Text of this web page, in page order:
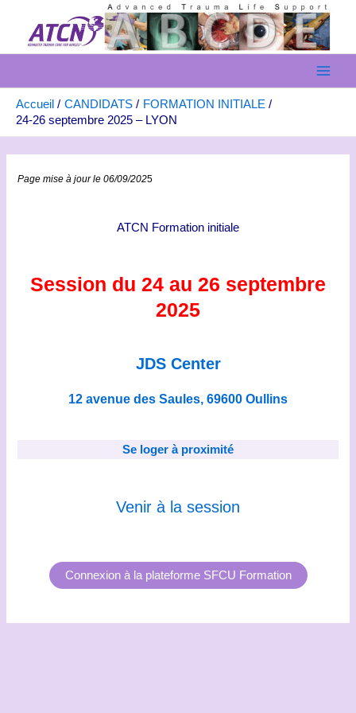
contenu
Main
Accueil CANDIDATS
FORMATION INITIALE
24-26 septembre 2025 – LYON
Page mise à jour le 06/09/2025
ATCN Formation initiale
Session du 24 au 26 septembre
2025
JDS Center
12 avenue des Saules, 69600 Oullins
Se loger à proximité
Venir à la session
Connexion à la plateforme SFCU Formation